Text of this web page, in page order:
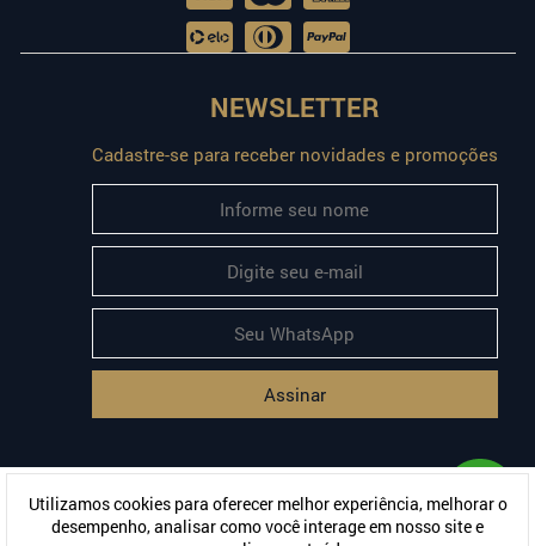
NEWSLETTER
Cadastre-se para receber novidades e promoções
Assinar
Utilizamos cookies para oferecer melhor experiência, melhorar o
desempenho, analisar como você interage em nosso site e